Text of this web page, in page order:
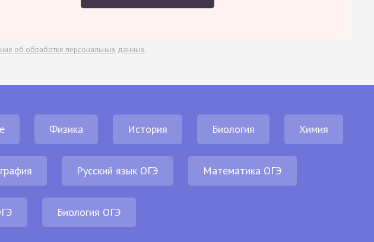
об обработке персональных данных.
Физика История Биология Химия
Русский язык ОГЭ Математика ОГЭ
Биология ОГЭ